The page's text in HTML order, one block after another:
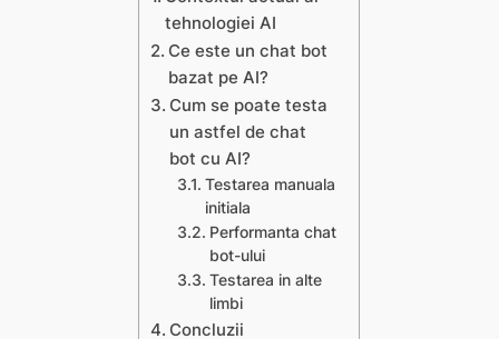
tehnologiei AI
Ce este un chat bot
bazat pe AI?
Cum se poate testa
un astfel de chat
bot cu AI?
Testarea manuala
initiala
Performanta chat
bot-ului
Testarea in alte
limbi
Concluzii